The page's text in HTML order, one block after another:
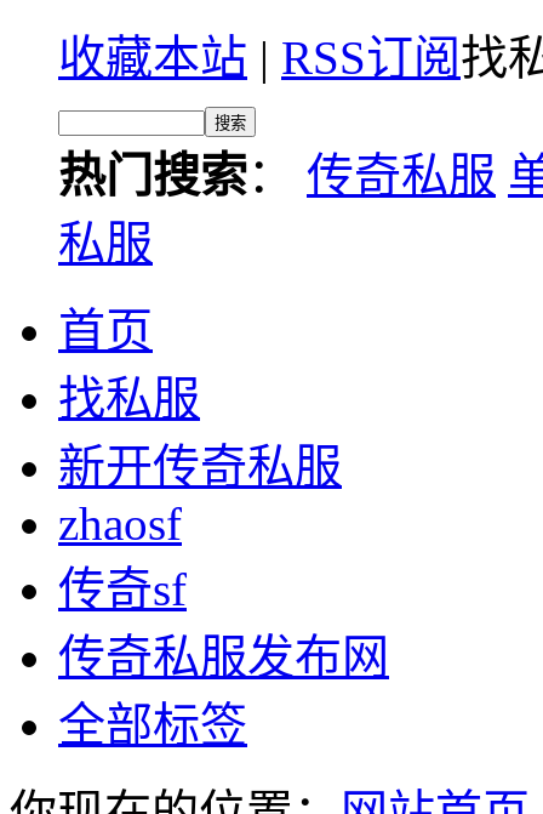
收藏本站 | RSS订阅找
热门搜索： 传奇私服
私服
首页
找私服
新开传奇私服
zhaosf
传奇sf
传奇私服发布网
全部标签